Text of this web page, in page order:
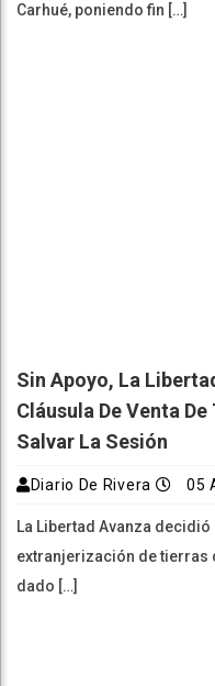
Carhué, poniendo fin […]
Sin Apoyo, La
Cláusula De Venta
Salvar La Sesión
Diario De Rivera 05
La Libertad Avanza
extranjerización de tierras
dado […]